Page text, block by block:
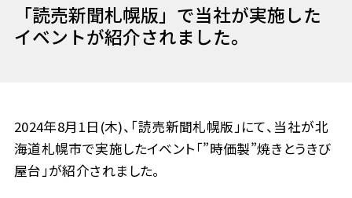
「読売新聞札幌版」で当社が実施した
イベントが紹介されました。
2024年8月1日(木)、「読売新聞札幌版」にて、当社が北
海道札幌市で実施したイベント「”時価製”焼きとうきび
屋台」が紹介されました。